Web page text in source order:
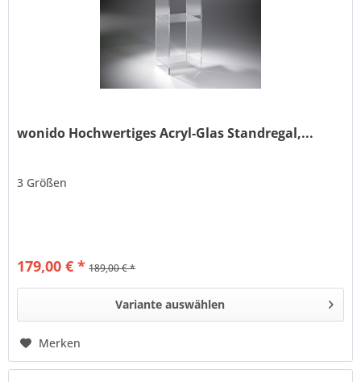
wonido Hochwertiges Acryl-Glas Standregal,...
3 Größen
179,00 € * 189,00 € *
Variante auswählen
Merken